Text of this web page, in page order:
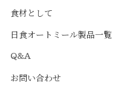
食材として
日食オートミール製品一覧
Q&A
お問い合わせ